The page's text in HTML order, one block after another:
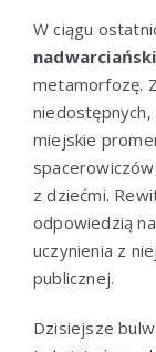
W ciągu
metamorfozę.
niedostępnych,
miejskie
z dziećmi.
odpowiedzią
uczynienia z
publicznej.
Dzisiejsze